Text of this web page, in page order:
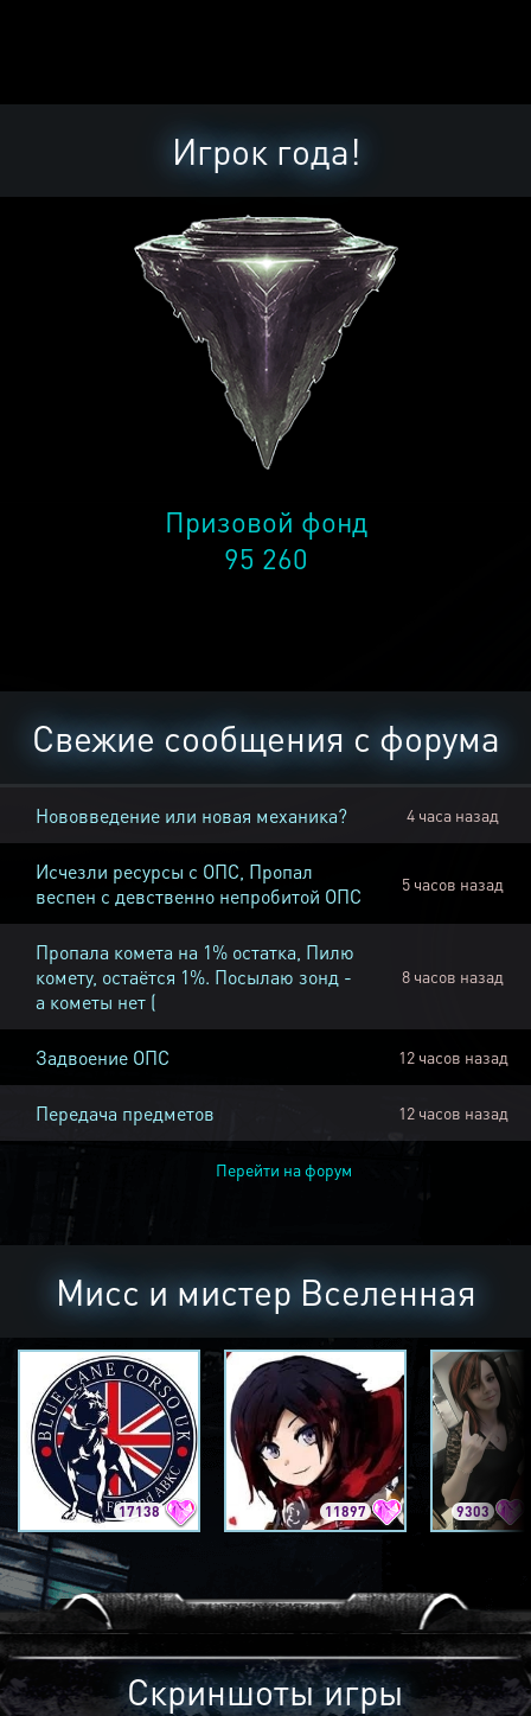
Игрок года!
Призовой фонд
95 260
Свежие сообщения с форума
Нововведение или новая механика? 4 часа назад
Исчезли ресурсы с ОПС, Пропал
веспен с девственно непробитой ОПС
5 часов назад
Пропала комета на 1% остатка, Пилю
комету, остаётся 1%. Посылаю зонд -
а кометы нет (
8 часов назад
Задвоение ОПС 12 часов назад
Передача предметов 12 часов назад
Перейти на форум
Мисс и мистер Вселенная
17138 11897 9303
Скриншоты игры